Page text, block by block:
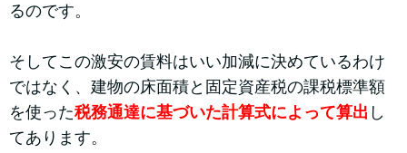
るのです。
そしてこの激安の賃料はいい加減に決めているわけ
ではなく、建物の床面積と固定資産税の課税標準額
を使った税務通達に基づいた計算式によって算出 し
てあります。